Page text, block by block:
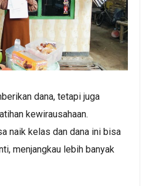
dana, tetapi juga
kewirausahaan.
naik kelas dan dana ini bisa
menjangkau lebih banyak